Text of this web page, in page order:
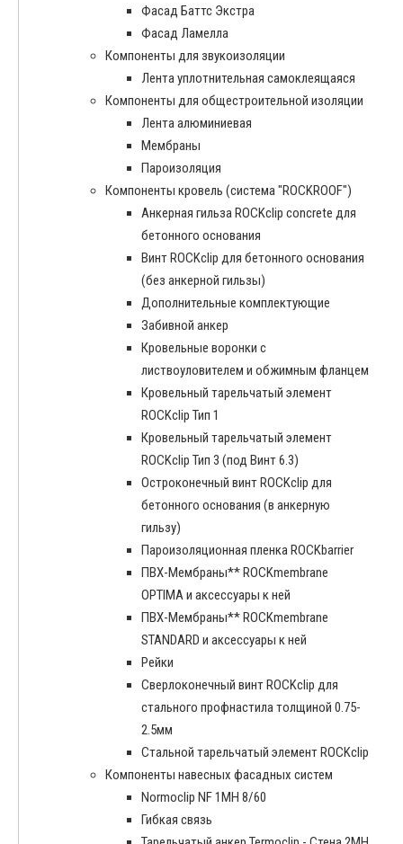
Фасад Баттс Экстра
Фасад Ламелла
Компоненты для звукоизоляции
Лента уплотнительная самоклеящаяся
Компоненты для общестроительной изоляции
Лента алюминиевая
Мембраны
Пароизоляция
Компоненты кровель (система "ROCKROOF")
Анкерная гильза ROCKclip concrete для
бетонного основания
Винт ROCKclip для бетонного основания
(без анкерной гильзы)
Дополнительные комплектующие
Забивной анкер
Кровельные воронки с
листвоуловителем и обжимным фланцем
Кровельный тарельчатый элемент
ROCKclip Тип 1
Кровельный тарельчатый элемент
ROCKclip Тип 3 (под Винт 6.3)
Остроконечный винт ROCKclip для
бетонного основания (в анкерную
гильзу)
Пароизоляционная пленка ROCKbarrier
ПВХ-Мембраны** ROCKmembrane
OPTIMA и аксессуары к ней
ПВХ-Мембраны** ROCKmembrane
STANDARD и аксессуары к ней
Рейки
Сверлоконечный винт ROCKclip для
стального профнастила толщиной 0.75-
2.5мм
Стальной тарельчатый элемент ROCKclip
Компоненты навесных фасадных систем
Normoclip NF 1MH 8/60
Гибкая связь